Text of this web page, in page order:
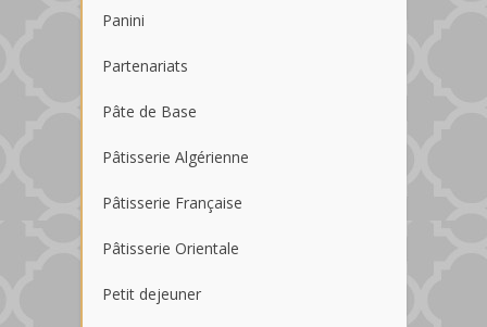
Panini
Partenariats
Pâte de Base
Pâtisserie Algérienne
Pâtisserie Française
Pâtisserie Orientale
Petit dejeuner